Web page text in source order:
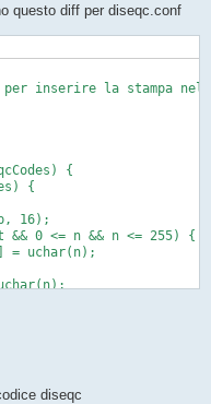
questo diff per diseqc.conf
inserire la stampa nel
{
{
16);
&& 0 <= n && n <= 255) {
= uchar(n);
%X %X
diseqc